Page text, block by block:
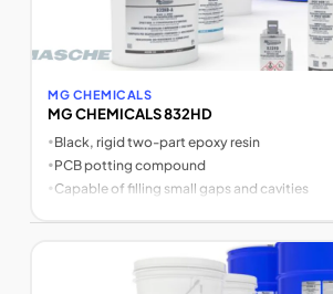
MG CHEMICALS
MG CHEMICALS 832HD
•Black, rigid two-part epoxy resin
•PCB potting compound
• Capable of filling small gaps and cavities